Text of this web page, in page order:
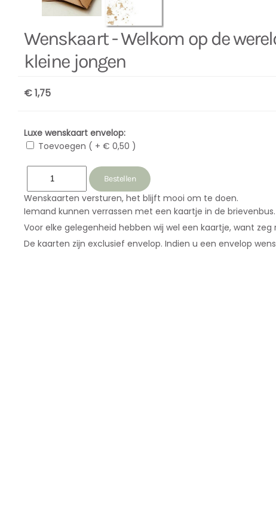
Wenskaart - Welkom op de
kleine jongen
€ 1,75
Luxe wenskaart envelop:
Toevoegen ( + € 0,50 )
Wenskaarten versturen, het blijft mooi om te doen.
Iemand kunnen verrassen met een kaartje in de brievenbus.
Voor elke gelegenheid hebben wij wel een kaartje, want
De kaarten zijn exclusief envelop. Indien u een envelop